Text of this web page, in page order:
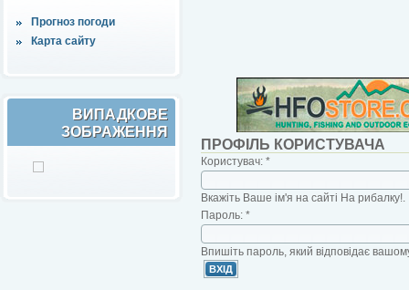
Прогноз погоди
Карта сайту
ВИПАДКОВЕ
ЗОБРАЖЕННЯ
ПРОФІЛЬ КОРИСТУВАЧА
Користувач: *
Вкажіть Ваше ім'я на сайті На рибалку!.
Пароль: *
Впишіть пароль, який відповідає